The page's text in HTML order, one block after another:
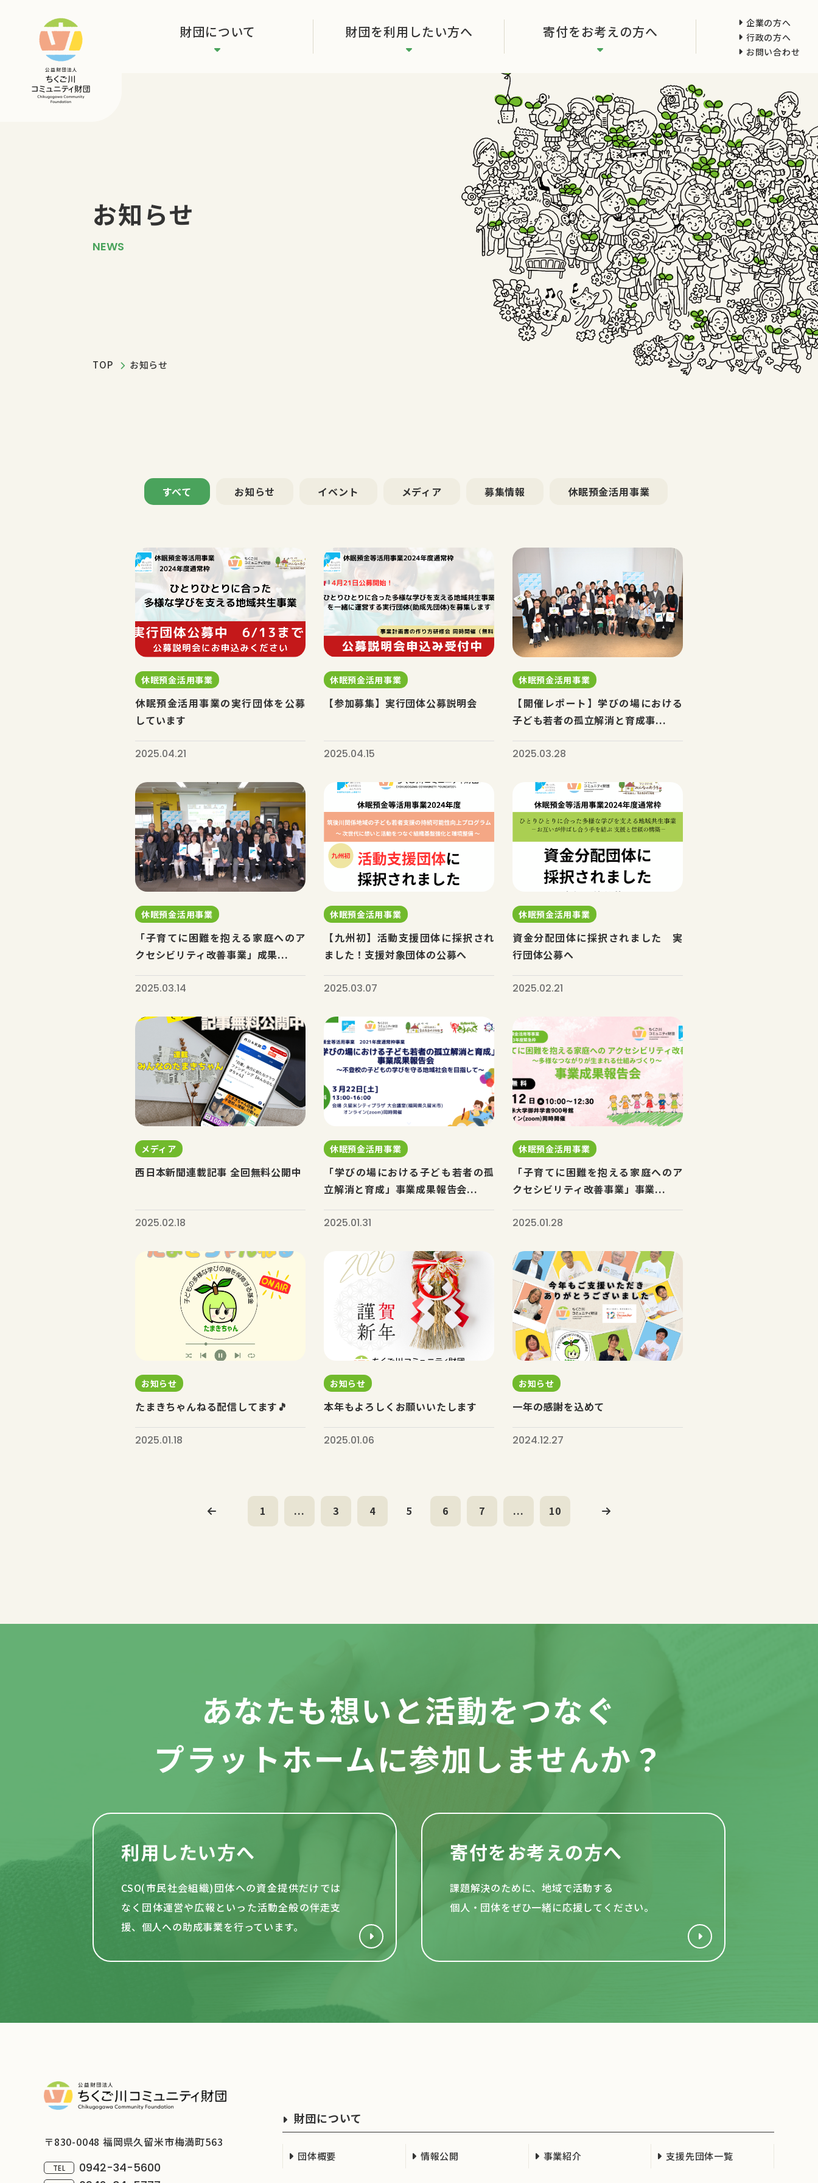
財団について 財団を利用したい方へ 寄付をお考えの方へ
企業の方へ
行政の方へ
お問い合わせ
お知らせ
NEWS
TOP お知らせ
すべて お知らせ イベント メディア 募集情報 休眠預金活用事業
休眠預金活用事業
休眠預金活用事業の実行団体を公募
しています
2025.04.21
休眠預金活用事業
【参加募集】実行団体公募説明会
2025.04.15
休眠預金活用事業
【開催レポート】学びの場における
子ども若者の孤立解消と育成事...
2025.03.28
休眠預金活用事業
「子育てに困難を抱える家庭へのア
クセシビリティ改善事業」成果...
2025.03.14
休眠預金活用事業
【九州初】活動支援団体に採択され
ました！支援対象団体の公募へ
2025.03.07
休眠預金活用事業
資金分配団体に採択されました 実
行団体公募へ
2025.02.21
メディア
西日本新聞連載記事 全回無料公開中
2025.02.18
休眠預金活用事業
「学びの場における子ども若者の孤
立解消と育成」事業成果報告会...
2025.01.31
休眠預金活用事業
「子育てに困難を抱える家庭へのア
クセシビリティ改善事業」事業...
2025.01.28
お知らせ
たまきちゃんねる配信してます🎵
2025.01.18
お知らせ
本年もよろしくお願いいたします
2025.01.06
お知らせ
一年の感謝を込めて
2024.12.27
1 ... 3 4 5 6 7 ... 10
あなたも想いと活動をつなぐ
プラットホームに参加しませんか？
利用したい方へ
CSO(市民社会組織)団体への資金提供だけでは
なく団体運営や広報といった活動全般の伴走支
援、個人への助成事業を行っています。
寄付をお考えの方へ
課題解決のために、地域で活動する
個人・団体をぜひ一緒に応援してください。
〒830-0048 福岡県久留米市梅満町563
TEL 0942-34-5600
財団について
団体概要 情報公開 事業紹介 支援先団体一覧